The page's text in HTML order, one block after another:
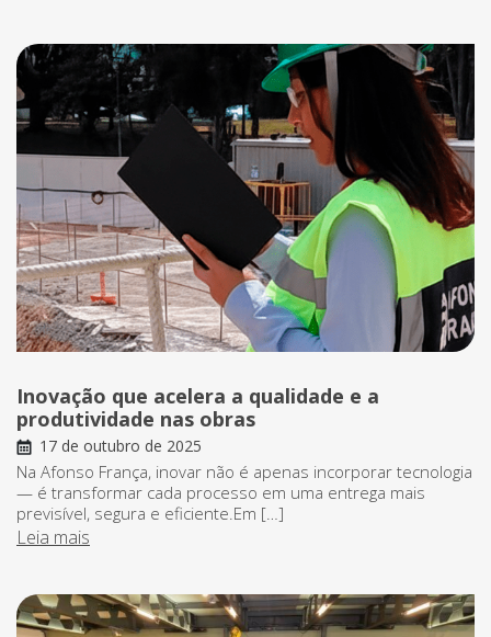
Inovação que acelera a qualidade e a
produtividade nas obras
17 de outubro de 2025
Na Afonso França, inovar não é apenas incorporar tecnologia
— é transformar cada processo em uma entrega mais
previsível, segura e eficiente.Em […]
Leia mais